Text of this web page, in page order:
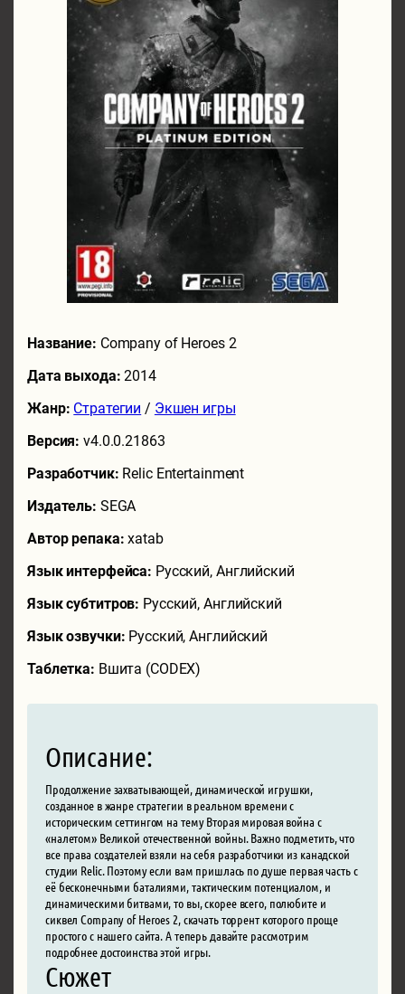
Название: Company of Heroes 2
Дата выхода:2014
Жанр: Стратегии / Экшен игры
Версия:v4.0.0.21863
Разработчик: Relic Entertainment
Издатель: SEGA
Автор репака:xatab
Язык интерфейса: Русский, Английский
Язык субтитров: Русский, Английский
Язык озвучки: Русский, Английский
Таблетка: Вшита (CODEX)
Описание:
Продолжение захватывающей, динамической игрушки,
созданное в жанре стратегии в реальном времени с
историческим сеттингом на тему Вторая мировая война с
«налетом» Великой отечественной войны. Важно подметить, что
все права создателей взяли на себя разработчики из канадской
студии Relic. Поэтому если вам пришлась по душе первая часть с
её бесконечными баталиями, тактическим потенциалом, и
динамическими битвами, то вы, скорее всего, полюбите и
сиквел Company of Heroes 2, скачать торрент которого проще
простого с нашего сайта. А теперь давайте рассмотрим
подробнее достоинства этой игры.
Сюжет